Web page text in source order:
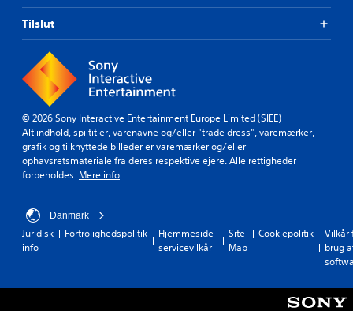
Tilslut
© 2026 Sony Interactive Entertainment Europe Limited (SIEE)
Alt indhold, spiltitler, varenavne og/eller "trade dress", varemærker,
grafik og tilknyttede billeder er varemærker og/eller
ophavsretsmateriale fra deres respektive ejere. Alle rettigheder
forbeholdes. Mere info
Danmark
Juridisk
info
Fortrolighedspolitik
Hjemmeside-
servicevilkår
Site
Map
Cookiepolitik
Vilkår
brug